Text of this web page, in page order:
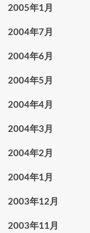
2005年1月
2004年7月
2004年6月
2004年5月
2004年4月
2004年3月
2004年2月
2004年1月
2003年12月
2003年11月